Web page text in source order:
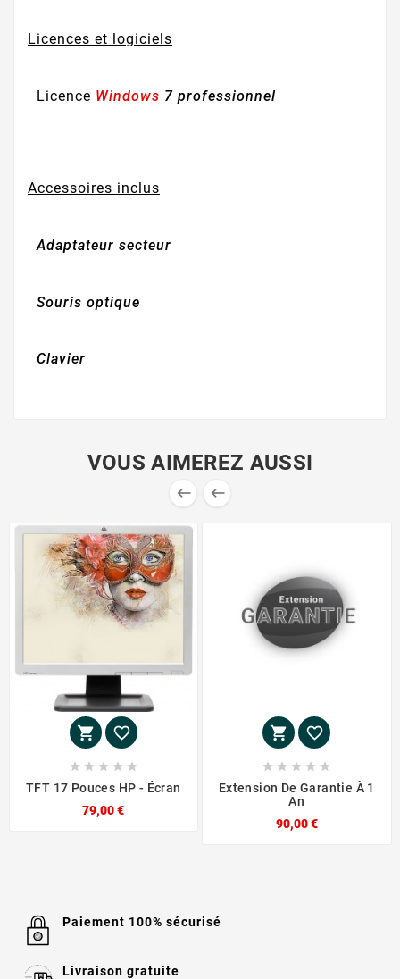
Licences et logiciels
Licence Windows 7 professionnel
Accessoires inclus
Adaptateur secteur
Souris optique
Clavier
VOUS AIMEREZ AUSSI
 
 
    
TFT 17 Pouces HP - Écran
79,00 €
 
    
Extension De Garantie À 1
An
90,00 €
Paiement 100% sécurisé
Livraison gratuite